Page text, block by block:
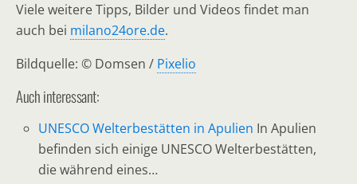
Viele weitere Tipps, Bilder und Videos findet man
auch bei milano24ore.de.
Bildquelle: © Domsen / Pixelio
Auch interessant:
UNESCO Welterbestätten in Apulien In Apulien
befinden sich einige UNESCO Welterbestätten,
die während eines…